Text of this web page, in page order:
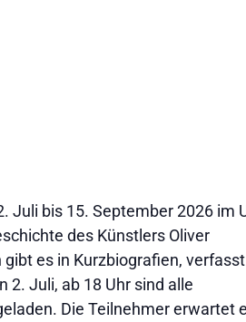
Juli bis 15. September 2026 im
des Künstlers Oliver
es in Kurzbiografien, verfasst
2. Juli, ab 18 Uhr sind alle
Die Teilnehmer erwartet